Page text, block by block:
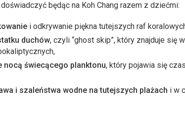
będąc na Koh Chang razem z dziećmi:
i odkrywanie piękna tutejszych raf
duchów, czyli “ghost skip”, który znajduje się
nocą świecącego planktonu, który pojawia się
i szaleństwa wodne na tutejszych plażach i w